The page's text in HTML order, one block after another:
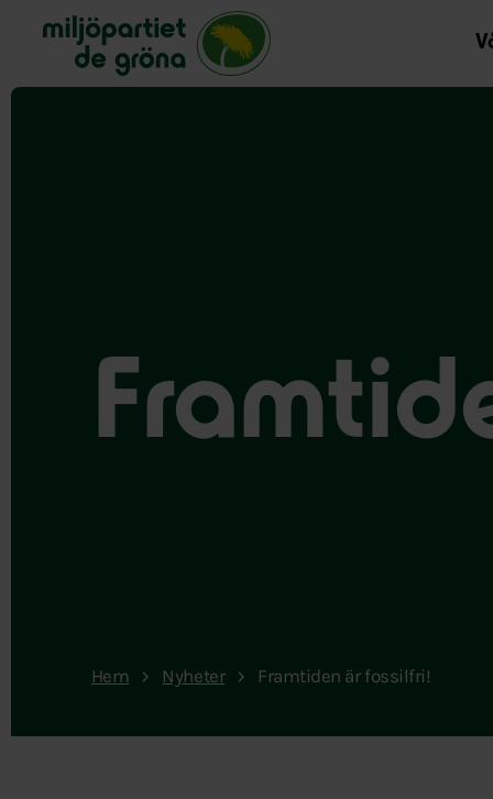
Miljöpartiet de gröna, startsida
Hem Nyheter Framtiden är fossilfri!